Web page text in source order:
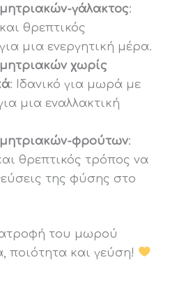
γάλακτος:
θρεπτικός
μια ενεργητική μέρα.
χωρίς
: Ιδανικό για μωρά με
μια εναλλακτική
φρούτων:
θρεπτικός τρόπος να
της φύσης στο
του μωρού
ποιότητα και γεύση!